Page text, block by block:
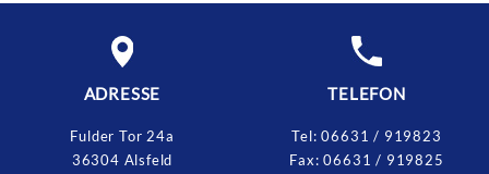
ADRESSE
Fulder Tor 24a
36304 Alsfeld
TELEFON
Tel:06631 / 919823
Fax:06631 / 919825